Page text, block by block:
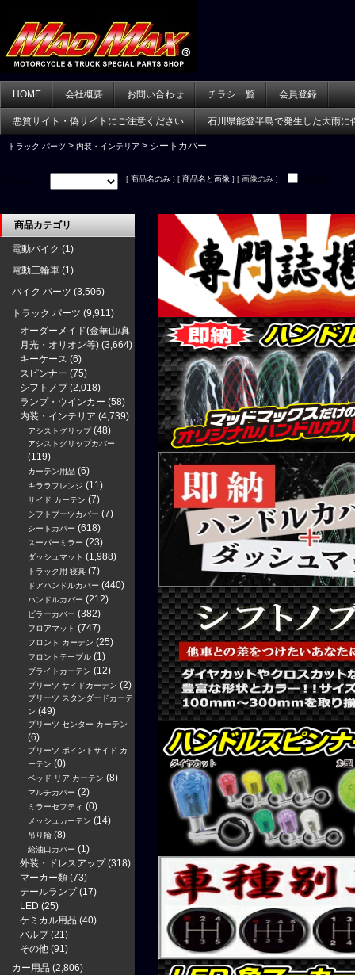
HOME 会社概要 お問い合わせ チラシ一覧 会員登録
悪質サイト・偽サイトにご注意ください 石川県能登半島で発生した大雨に
トラック パーツ > 内装・インテリア > シートカバー
[ 商品名のみ ] [ 商品名と画像 ] [ 画像のみ ]
商品カテゴリ
電動バイク (1)
電動三輪車 (1)
バイク パーツ (3,506)
トラック パーツ (9,911)
オーダーメイド(金華山/真
月光・オリオン等) (3,664)
キーケース (6)
スピンナー (75)
シフトノブ (2,018)
ランプ・ウインカー (58)
内装・インテリア (4,739)
アシストグリップ(48)
アシストグリップカバー
(119)
カーテン用品 (6)
キララフレンジ (11)
サイド カーテン (7)
シフトブーツカバー (7)
シートカバー (618)
スーパーミラー (23)
ダッシュマット (1,988)
トラック用 寝具 (7)
ドアハンドルカバー (440)
ハンドルカバー (212)
ピラーカバー (382)
フロアマット (747)
フロント カーテン (25)
フロントテーブル (1)
ブライトカーテン (12)
プリーツ サイドカーテン (2)
プリーツ スタンダードカーテ
ン (49)
プリーツ センター カーテン
(6)
プリーツ ポイントサイド カ
ーテン (0)
ベッド リア カーテン (8)
マルチカバー (2)
ミラーセフティ (0)
メッシュカーテン (14)
吊り輪 (8)
給油口カバー (1)
外装・ドレスアップ (318)
マーカー類 (73)
テールランプ (17)
LED (25)
ケミカル用品 (40)
バルブ (21)
その他 (91)
カー用品 (2,806)